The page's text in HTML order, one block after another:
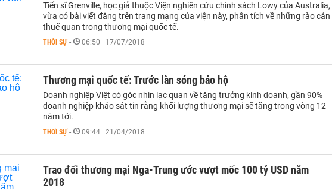
Tiến sĩ Grenville, học giả thuộc Viện nghiên cứu chính sách Lowy của Australia,
vừa có bài viết đăng trên trang mạng của viện này, phân tích về những rào cản
thuế quan trong thương mại quốc tế.
THỜI SỰ - 06:50 | 17/07/2018
Thương mại quốc tế: Trước làn sóng bảo hộ
Doanh nghiệp Việt có góc nhìn lạc quan về tăng trưởng kinh doanh, gần 90%
doanh nghiệp khảo sát tin rằng khối lượng thương mại sẽ tăng trong vòng 12
năm tới.
THỜI SỰ - 09:44 | 21/04/2018
Trao đổi thương mại Nga-Trung ước vượt mốc 100 tỷ USD năm
2018